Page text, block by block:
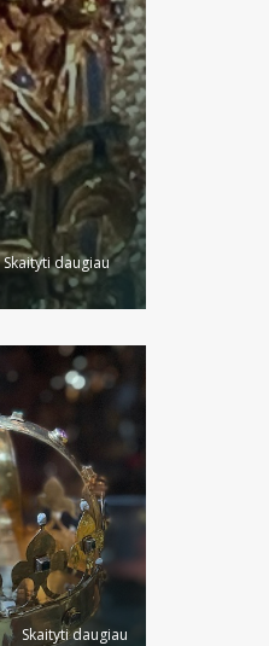
Skaityti daugiau
Skaityti daugiau